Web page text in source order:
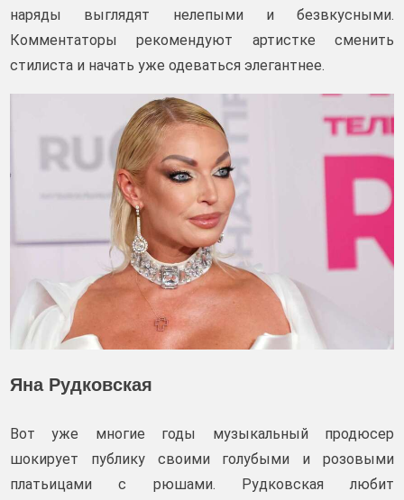
наряды выглядят нелепыми и безвкусными.
Комментаторы рекомендуют артистке сменить
стилиста и начать уже одеваться элегантнее.
Яна Рудковская
Вот уже многие годы музыкальный продюсер
шокирует публику своими голубыми и розовыми
платьицами с рюшами. Рудковская любит